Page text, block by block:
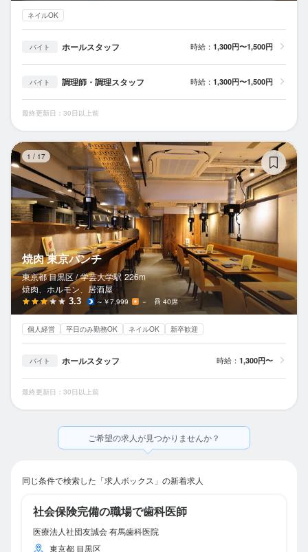
ネイルOK
バイト ホールスタッフ 時給： 1,300円〜1,500円
バイト 調理師・調理スタッフ 時給： 1,300円〜1,500円
最終更新日：30日以上前
1 / 17
焼肉 東京パンチ
東京都 目黒区 / 学芸大学駅 226m
焼肉、ホルモン、居酒屋
3.3 ～￥7,999 － 40席
個人経営 平日のみ勤務OK ネイルOK 新卒歓迎
バイト ホールスタッフ 時給： 1,300円〜
最終更新日：30日以上前
ご希望の求人が見つかりませんか？
同じ条件で検索した「求人ボックス」の新着求人
社会保険完備の職場で歯科医師
医療法人社団友誠会 有馬歯科医院
東京都 目黒区